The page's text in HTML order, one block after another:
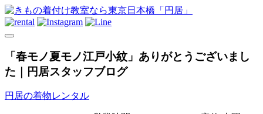
「春モノ夏モノ江戸小紋」ありがとうございまし
た｜円居スタッフブログ
円居の着物レンタル